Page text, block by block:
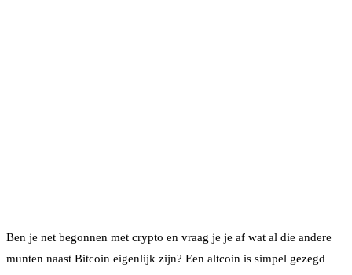
Ben je net begonnen met crypto en vraag je je af wat al die andere
munten naast Bitcoin eigenlijk zijn? Een altcoin is simpel gezegd